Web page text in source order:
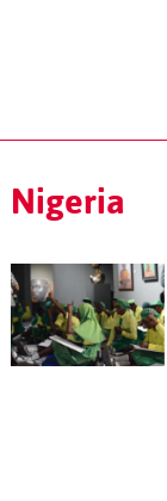
Nigeria